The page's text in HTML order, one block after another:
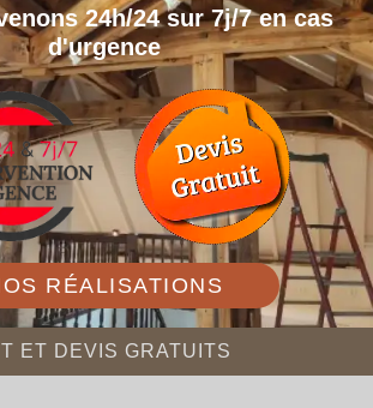
24h/24 sur 7j/7 en cas
d'urgence
RÉALISATIONS
ET DEVIS GRATUITS